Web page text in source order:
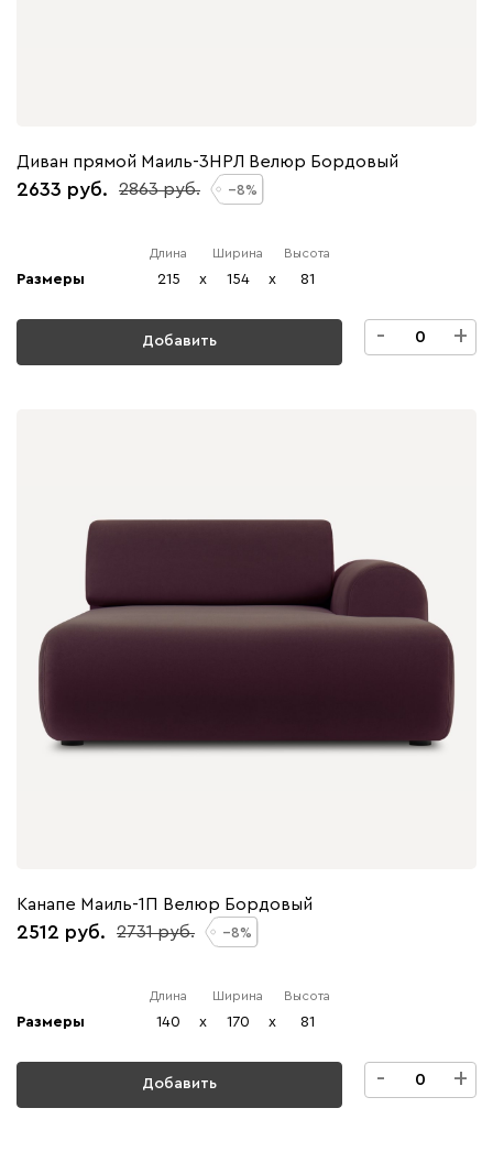
Диван прямой Маиль-3НРЛ Велюр Бордовый
2633 2863 8
Размеры
Длина
215 x
Ширина
154 x
Высота
81
Добавить - +
Канапе Маиль-1П Велюр Бордовый
2512 2731 8
Размеры
Длина
140 x
Ширина
170 x
Высота
81
Добавить - +